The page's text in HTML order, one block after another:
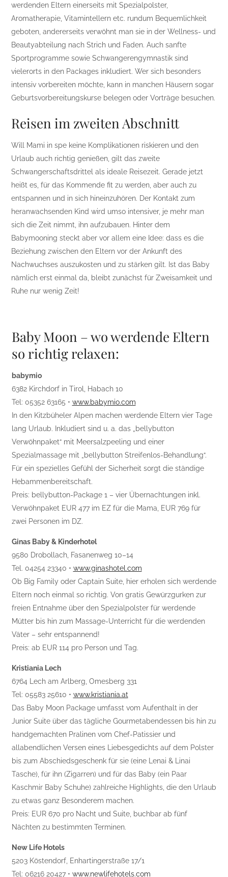
werdenden Eltern einerseits mit Spezialpolster,
Aromatherapie, Vitamintellern etc. rundum Bequemlichkeit
geboten, andererseits verwöhnt man sie in der Wellness- und
Beautyabteilung nach Strich und Faden. Auch sanfte
Sportprogramme sowie Schwangerengymnastik sind
vielerorts in den Packages inkludiert. Wer sich besonders
intensiv vorbereiten möchte, kann in manchen Häusern sogar
Geburtsvorbereitungskurse belegen oder Vorträge besuchen.
Reisen im zweiten Abschnitt
Will Mami in spe keine Komplikationen riskieren und den
Urlaub auch richtig genießen, gilt das zweite
Schwangerschaftsdrittel als ideale Reisezeit. Gerade jetzt
heißt es, für das Kommende fit zu werden, aber auch zu
entspannen und in sich hineinzuhören. Der Kontakt zum
heranwachsenden Kind wird umso intensiver, je mehr man
sich die Zeit nimmt, ihn aufzubauen. Hinter dem
Babymooning steckt aber vor allem eine Idee: dass es die
Beziehung zwischen den Eltern vor der Ankunft des
Nachwuchses auszukosten und zu stärken gilt. Ist das Baby
nämlich erst einmal da, bleibt zunächst für Zweisamkeit und
Ruhe nur wenig Zeit!
Baby Moon – wo werdende Eltern
so richtig relaxen:
babymio
6382 Kirchdorf in Tirol, Habach 10
Tel: 05352 63165 • www.babymio.com
In den Kitzbüheler Alpen machen werdende Eltern vier Tage
lang Urlaub. Inkludiert sind u. a. das „bellybutton
Verwöhnpaket“ mit Meersalzpeeling und einer
Spezialmassage mit „bellybutton Streifenlos-Behandlung“.
Für ein spezielles Gefühl der Sicherheit sorgt die ständige
Hebammenbereitschaft.
Preis: bellybutton-Package 1 – vier Übernachtungen inkl.
Verwöhnpaket EUR 477 im EZ für die Mama, EUR 769 für
zwei Personen im DZ.
Ginas Baby & Kinderhotel
9580 Drobollach, Fasanenweg 10–14
Tel. 04254 23340 • www.ginashotel.com
Ob Big Family oder Captain Suite, hier erholen sich werdende
Eltern noch einmal so richtig. Von gratis Gewürzgurken zur
freien Entnahme über den Spezialpolster für werdende
Mütter bis hin zum Massage-Unterricht für die werdenden
Väter – sehr entspannend!
Preis: ab EUR 114 pro Person und Tag.
Kristiania Lech
6764 Lech am Arlberg, Omesberg 331
Tel: 05583 25610 • www.kristiania.at
Das Baby Moon Package umfasst vom Aufenthalt in der
Junior Suite über das tägliche Gourmetabendessen bis hin zu
handgemachten Pralinen vom Chef-Patissier und
allabendlichen Versen eines Liebesgedichts auf dem Polster
bis zum Abschiedsgeschenk für sie (eine Lenai & Linai
Tasche), für ihn (Zigarren) und für das Baby (ein Paar
Kaschmir Baby Schuhe) zahlreiche Highlights, die den Urlaub
zu etwas ganz Besonderem machen.
Preis: EUR 670 pro Nacht und Suite, buchbar ab fünf
Nächten zu bestimmten Terminen.
New Life Hotels
5203 Köstendorf, Enhartingerstraße 17/1
Tel: 06216 20427 • www.newlifehotels.com